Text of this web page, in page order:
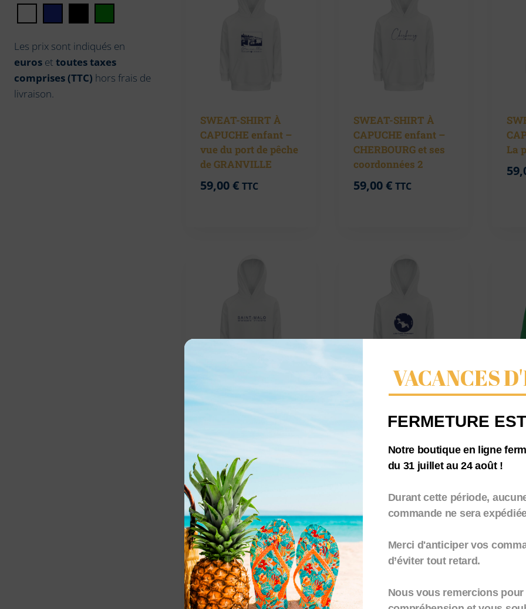
SWEAT-SHIRT À
CAPUCHE enfant –
vue du port de pêche
de GRANVILLE
59,00€ TTC
SWEAT-SHIRT À
CAPUCHE enfant –
CHERBOURG et ses
coordonnées 2
59,00€ TTC
La
SWEAT-SHIRT À
CAPUCHE enfant –
59,00€ TTC
CAPUCHE enfant –
Carte de Chausey
€ TTC
Les prix sont indiqués en
euros et toutes taxes
comprises (TTC) hors frais de
livraison.
VACANCES
Notre boutique en ligne
du 31 juillet au 24 août !
Durant cette période,
commande ne sera
Merci d'anticiper vos
d’éviter tout retard.
Nous vous remercions
FERMETURE